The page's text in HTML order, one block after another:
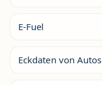
E-Fuel
Eckdaten von Autos